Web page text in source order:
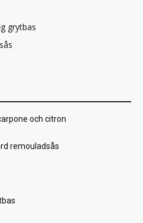
grytbas
och citron
remouladsås